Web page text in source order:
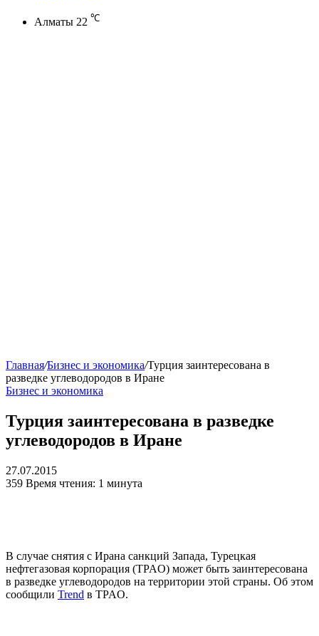
Алматы 22 ℃
Главная/Бизнес и экономика/Турция заинтересована в
разведке углеводородов в Иране
Бизнес и экономика
Турция заинтересована в разведке
углеводородов в Иране
27.07.2015
359 Время чтения: 1 минута
В случае снятия с Ирана санкций Запада, Турецкая
нефтегазовая корпорация (TPAO) может быть заинтересована
в разведке углеводородов на территории этой страны. Об этом
сообщили Trend в TPAO.